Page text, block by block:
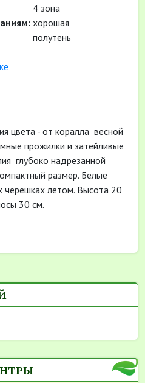
4 зона
хорошая
полутень
цвета - от коралла весной
прожилки и затейливые
глубоко надрезанной
размер. Белые
черешках летом. Высота 20
30 см.